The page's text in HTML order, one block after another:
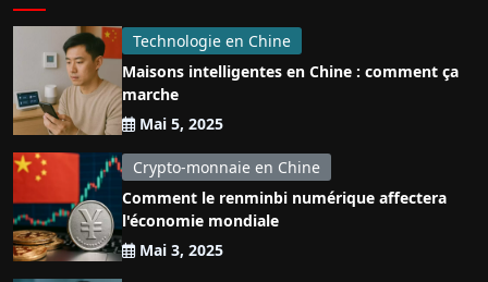
Technologie en Chine
Maisons intelligentes en Chine : comment ça
marche
Mai 5, 2025
Crypto-monnaie en Chine
Comment le renminbi numérique affectera
l'économie mondiale
Mai 3, 2025